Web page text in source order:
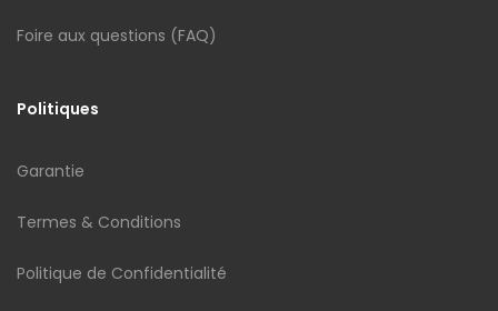
Foire aux questions (FAQ)
Politiques
Garantie
Termes & Conditions
Politique de Confidentialité